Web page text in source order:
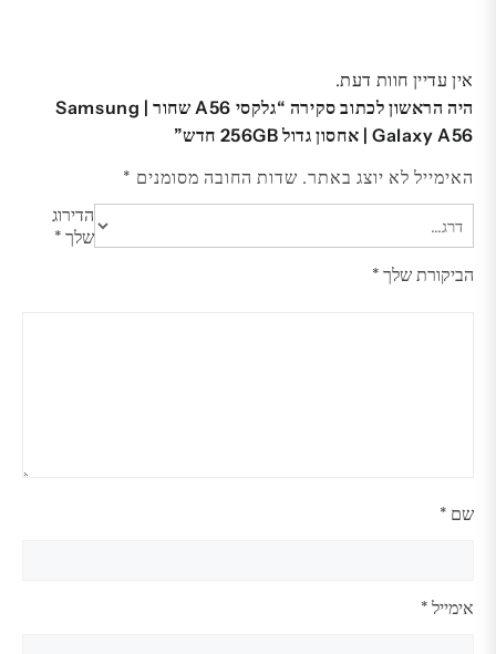
אין עדיין חוות דעת.
היה הראשון לכתוב סקירה “גלקסי A56 שחור | Samsung
Galaxy A56 | אחסון גדול 256GB חדש”
האימייל לא יוצג באתר. שדות החובה מסומנים *
הדירוג
שלך *
הביקורת שלך *
שם *
אימייל *